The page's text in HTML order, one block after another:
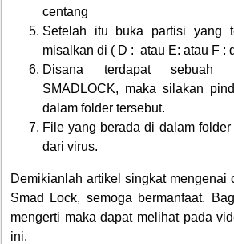
centang
Setelah itu buka partisi yang
misalkan di ( D : atau E: atau F :
Disana terdapat sebuah
SMADLOCK, maka silakan
dalam folder tersebut.
File yang berada di dalam
dari virus.
Demikianlah artikel singkat mengenai
Smad Lock, semoga bermanfaat.
mengerti maka dapat melihat pada
ini.